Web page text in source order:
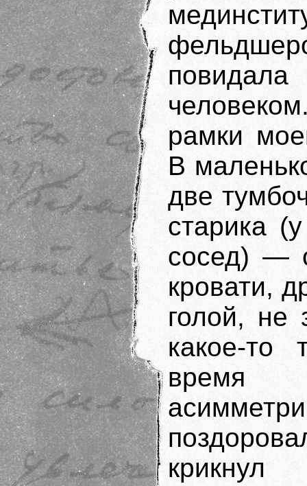
рамки
В
две
старика
сосед) —
кровати,
голой, не
какое-то
время